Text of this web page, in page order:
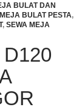
BULAT DAN
MEJA BULAT PESTA,
, SEWA MEJA